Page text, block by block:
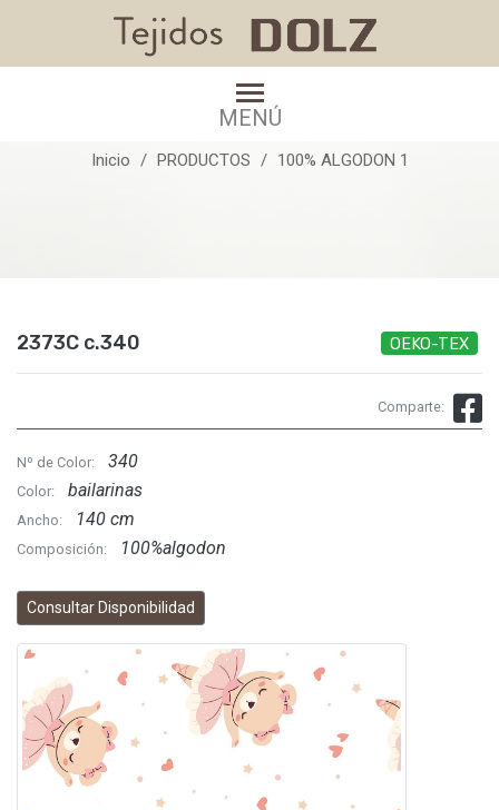
MENÚ
2373C c.340
Inicio PRODUCTOS 100% ALGODON 1
2373C c.340 OEKO-TEX
Comparte:
Nº de Color: 340
Color: bailarinas
Ancho: 140 cm
Composición: 100%algodon
Consultar Disponibilidad